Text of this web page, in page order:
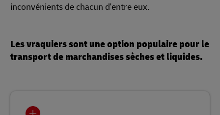
inconvénients de chacun d'entre eux.
Les vraquiers sont une option populaire pour le
transport de marchandises sèches et liquides.